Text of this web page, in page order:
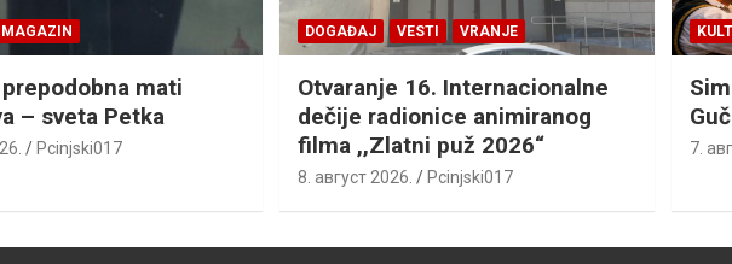
MAGAZIN
mati
– sveta Petka
Pcinjski017
DOGAĐAJ VESTI VRANJE
Otvaranje 16. Internacionalne
dečije radionice animiranog
filma ,,Zlatni puž 2026“
8. август 2026. Pcinjski017
7.